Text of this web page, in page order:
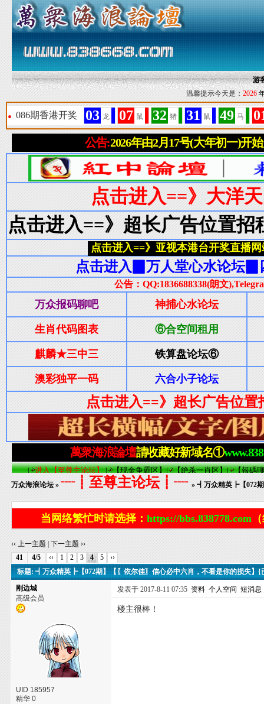
游
温馨提示今天是： 2026
万众海浪论坛»┈┋至尊主论坛┋┈» ┫万众精英┣【072
当网络繁忙时请选择： https://bbs.838778.com
‹‹ 上一主题 |下一主题 ››
41
4/5 ‹‹ 1 2 3 4 5
››
标题: ┫万众精英┣【072期】【〖依尔佳〗信心必中六肖，不看是你的损失】{
刚边城
高级会员
UID 185957
精华 0
发表于 2017-8-11 07:35 资料 个人空间 短消息
楼主很棒！